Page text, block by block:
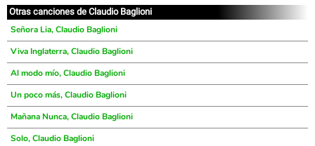
Otras canciones de Claudio Baglioni
Señora Lia, Claudio Baglioni
Viva Inglaterra, Claudio Baglioni
Al modo mío, Claudio Baglioni
Un poco más, Claudio Baglioni
Mañana Nunca, Claudio Baglioni
Solo, Claudio Baglioni